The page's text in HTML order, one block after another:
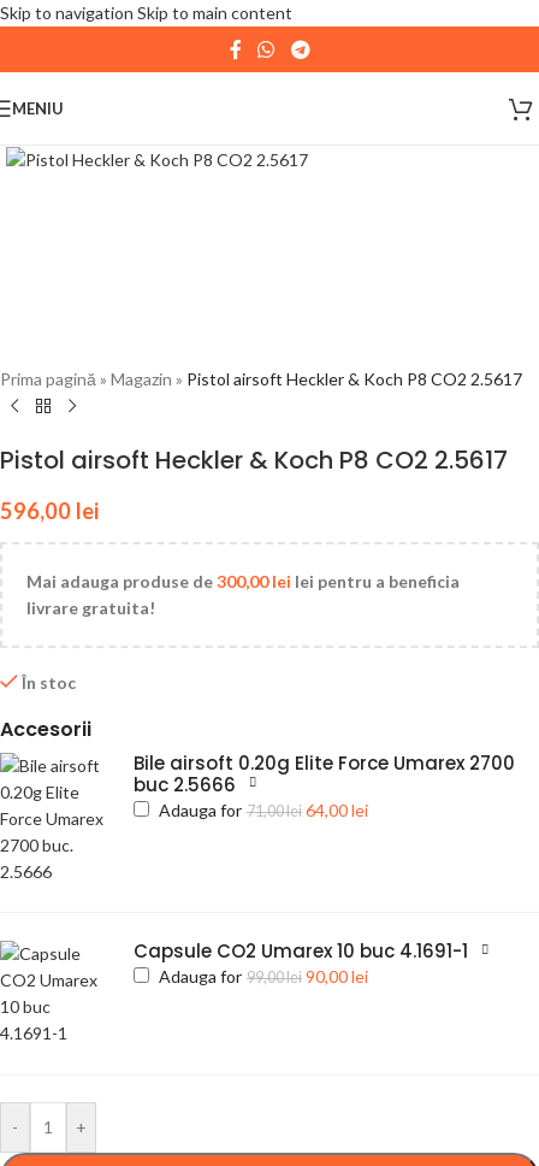
Skip to navigation Skip to main content
| 📦 Program livrari|In perioada11 August - 18
August,
expediate. Va multumim pentru intelegere!
MENIU
Prima pagină » Magazin » Pistol airsoft Heckler & Koch P8 CO2 2.5617
Pistol airsoft Heckler & Koch P8 CO2 2.5617
596,00 lei
Mai adauga produse de300,00lei lei pentru a beneficia
livrare gratuita!
În stoc
Accesorii
Bile airsoft 0.20g Elite Force Umarex 2700
buc 2.5666
Adauga for 71,00lei 64,00lei
Capsule CO2 Umarex 10 buc 4.1691-1
Adauga for 99,00lei 90,00lei
- +